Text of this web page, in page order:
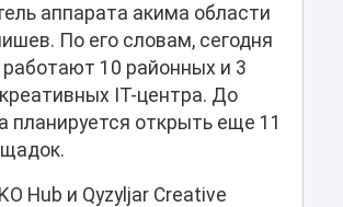
аппарата акима области
По его словам, сегодня
работают 10 районных и 3
IT-центра. До
планируется открыть еще 11
Hub и Qyzyljar Creative